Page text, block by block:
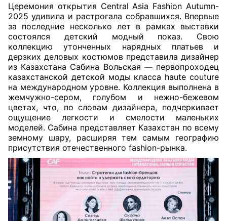
Церемония открытия Central Asia Fashion Autumn-
2025 удивила и растрогала собравшихся. Впервые
за последние несколько лет в рамках выставки
состоялся детский модный показ. Свою
коллекцию утонченных нарядных платьев и
дерзких деловых костюмов представила дизайнер
из Казахстана Сабина Вольская — первопроходец
казахстанской детской моды класса haute couture
на международном уровне. Коллекция выполнена в
жемчужно-сером, голубом и нежно-бежевом
цветах, что, по словам дизайнера, подчеркивает
ощущение легкости и смелости маленьких
моделей. Сабина представляет Казахстан по всему
земному шару, расширяя тем самым географию
присутствия отечественного fashion-рынка.